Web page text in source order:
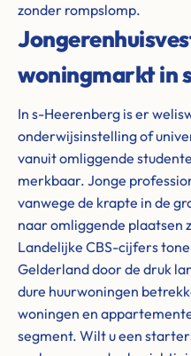
zonder rompslomp.
woningmarkt in
In s-Heerenberg is er
onderwijsinstelling of
vanuit omliggende
merkbaar. Jonge
vanwege de krapte in de
naar omliggende plaatsen
Landelijke CBS-cijfers
Gelderland door de druk
dure huurwoningen
woningen en
segment. Wilt u een